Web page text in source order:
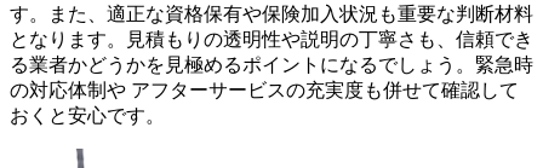
す。また、適正な資格保有や保険加入状況も重要な判断材料
となります。見積もりの透明性や説明の丁寧さも、信頼でき
る業者かどうかを見極めるポイントになるでしょう。緊急時
の対応体制や アフターサービスの充実度も併せて確認して
おくと安心です。